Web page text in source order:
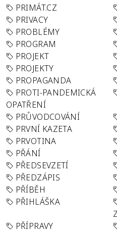
PRIMÁT.CZ
PRIVACY
PROBLÉMY
PROGRAM
PROJEKT
PROJEKTY
PROPAGANDA
PROTI-PANDEMICKÁ
OPATŘENÍ
PRŮVODCOVÁNÍ
PRVNÍ KAZETA
PRVOTINA
PŘÁNÍ
PŘEDSEVZETÍ
PŘEDZÁPIS
PŘÍBĚH
PŘIHLÁŠKA
PŘÍPRAVY